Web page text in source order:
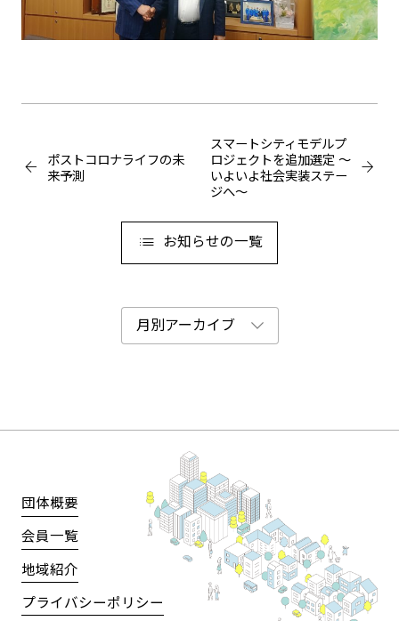
ポストコロナライフの未
来予測
お知らせの一覧
スマートシティモデルプ
ロジェクトを追加選定 ～
いよいよ社会実装ステー
ジへ～
団体概要
会員一覧
地域紹介
プライバシーポリシー